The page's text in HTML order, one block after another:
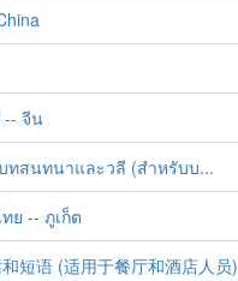
-- จีน
ทสนทนาและวลี (สำหรับบ...
ย -- ภูเก็ต
短语 (适用于餐厅和酒店人员)